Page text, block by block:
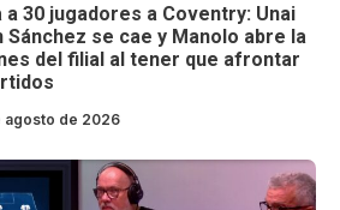
a 30 jugadores a Coventry: Unai
Sánchez se cae y Manolo abre la
del filial al tener que afrontar
agosto de 2026